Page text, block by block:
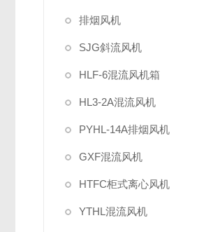
排烟风机
SJG斜流风机
HLF-6混流风机箱
HL3-2A混流风机
PYHL-14A排烟风机
GXF混流风机
HTFC柜式离心风机
YTHL混流风机